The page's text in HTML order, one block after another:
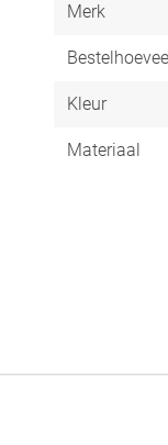
Merk
Kleur
Materiaal